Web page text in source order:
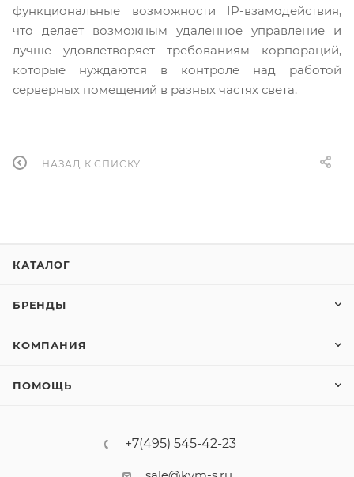
функциональные возможности IP-взамодействия,
что делает возможным удаленное управление и
лучше удовлетворяет требованиям корпораций,
которые нуждаются в контроле над работой
серверных помещений в разных частях света.
НАЗАД К СПИСКУ
КАТАЛОГ
БРЕНДЫ
КОМПАНИЯ
ПОМОЩЬ
+7(495) 545-42-23